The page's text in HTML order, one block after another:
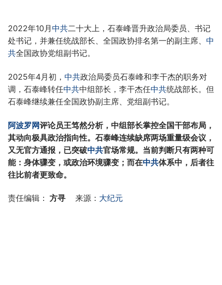
2022年10月中共二十大上，石泰峰晋升政治局委员、书记
处书记，并兼任统战部长、全国政协排名第一的副主席、 中
共全国政协党组副书记。
2025年4月初， 中共政治局委员石泰峰和李干杰的职务对
调，石泰峰转任中共中组部长，李干杰任中共统战部长。但
石泰峰继续兼任全国政协副主席、党组副书记。
阿波罗网评论员王笃然分析，中组部长掌控全国干部布局，
其动向极具政治指向性。石泰峰连续缺席两场重量级会议，
又无官方通报，已突破中共官场常规。当前判断只有两种可
能：身体骤变，或政治环境骤变；而在中共体系中，后者往
往比前者更致命。
责任编辑： 方寻 来源： 大纪元